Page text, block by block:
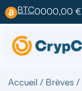
BTC0000,00 €
Accueil / Brèves /